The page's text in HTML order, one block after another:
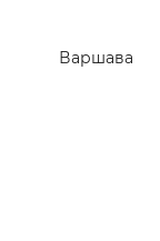
Варшава